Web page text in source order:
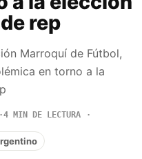
rep
Marroquí de Fútbol,
en torno a la
4 MIN DE LECTURA